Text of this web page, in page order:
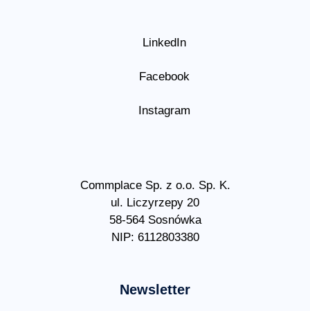
LinkedIn
Facebook
Instagram
Commplace Sp. z o.o. Sp. K.
ul. Liczyrzepy 20
58-564 Sosnówka
NIP: 6112803380
Newsletter